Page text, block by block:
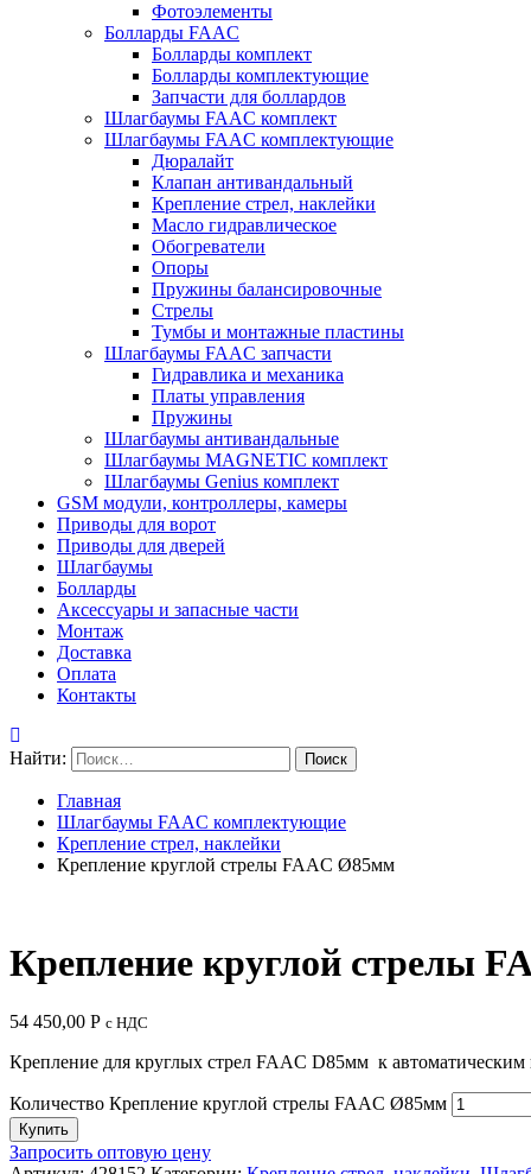
Фотоэлементы
Болларды FAAC
Болларды комплект
Болларды комплектующие
Запчасти для боллардов
Шлагбаумы FAAC комплект
Шлагбаумы FAAC комплектующие
Дюралайт
Клапан антивандальный
Крепление стрел, наклейки
Масло гидравлическое
Обогреватели
Опоры
Пружины балансировочные
Стрелы
Тумбы и монтажные пластины
Шлагбаумы FAAC запчасти
Гидравлика и механика
Платы управления
Пружины
Шлагбаумы антивандальные
Шлагбаумы MAGNETIC комплект
Шлагбаумы Genius комплект
GSM модули, контроллеры, камеры
Приводы для ворот
Приводы для дверей
Шлагбаумы
Болларды
Аксессуары и запасные части
Монтаж
Доставка
Оплата
Контакты
Найти:
Главная
Шлагбаумы FAAC комплектующие
Крепление стрел, наклейки
Крепление круглой стрелы FAAC Ø85мм
Крепление круглой стрелы
54 450,00 Р с НДС
Крепление для круглых стрел FAAC D85мм к
Количество Крепление круглой стрелы FAAC Ø85мм
Купить
Запросить оптовую цену